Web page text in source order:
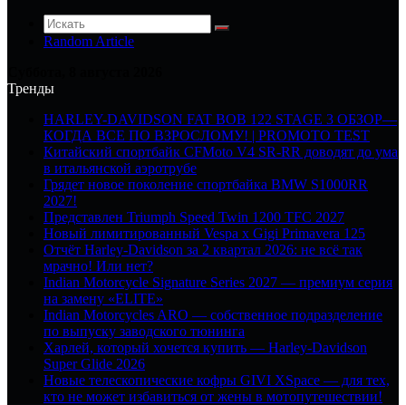
Random Article
Тренды
HARLEY-DAVIDSON FAT BOB 122 STAGE 3 ОБЗОР—
КОГДА ВСЕ ПО ВЗРОСЛОМУ! | PROMOTO TEST
Китайский спортбайк CFMoto V4 SR-RR доводят до ума
в итальянской аэротрубе
Грядет новое поколение спортбайка BMW S1000RR
2027!
Представлен Triumph Speed Twin 1200 TFC 2027
Новый лимитированный Vespa x Gigi Primavera 125
Отчёт Harley-Davidson за 2 квартал 2026: не всё так
мрачно! Или нет?
Indian Motorcycle Signature Series 2027 — премиум серия
на замену «ELITE»
Indian Motorcycles ARO — собственное подразделение
по выпуску заводского тюнинга
Харлей, который хочется купить — Harley-Davidson
Super Glide 2026
Новые телескопические кофры GIVI XSpace — для тех,
кто не может избавиться от жены в мотопутешествии!